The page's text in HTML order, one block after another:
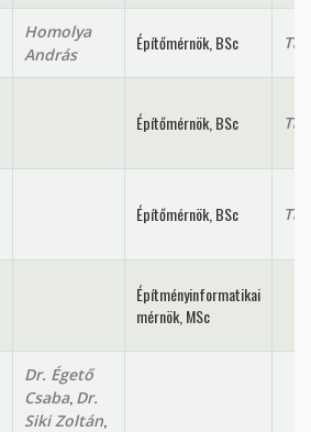
Homolya
András
Építőmérnök, BSc
Építőmérnök, BSc
Építőmérnök, BSc
Építményinformatikai
mérnök, MSc
Dr. Égető
Csaba, Dr.
Siki Zoltán